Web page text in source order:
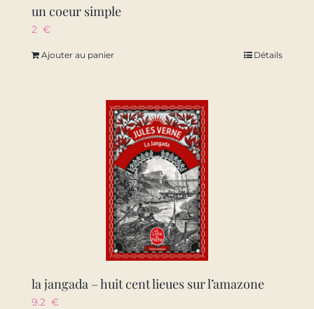
un coeur simple
2 €
Ajouter au panier Détails
la jangada – huit cent lieues sur l’amazone
9.2 €